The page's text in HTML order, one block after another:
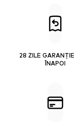
28 ZILE
ÎNAPOI